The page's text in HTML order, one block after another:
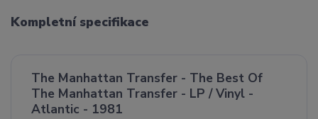
Kompletní specifikace
The Manhattan Transfer - The Best Of
The Manhattan Transfer - LP / Vinyl -
Atlantic - 1981